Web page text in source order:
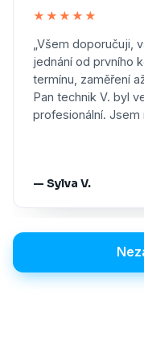
★★★★★
„Všem doporučuji,
jednání od prvního
termínu, zaměření
Pan technik V. byl
profesionální. Jsem
— Sylva V.